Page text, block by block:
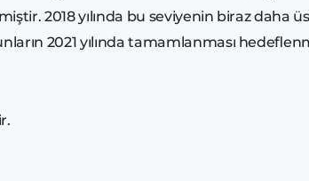
2018 yılında bu seviyenin biraz daha
2021 yılında tamamlanması